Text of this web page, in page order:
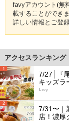
favyアカウント(無
載することができま
詳しい情報とご登
アクセスランキング
1
7/27│『
キッズラ
favy
2
7/31〜｜
店！濃厚